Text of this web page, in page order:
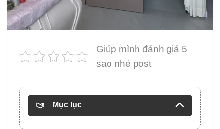
Giúp mình đánh giá 5
sao nhé post
Mục lục